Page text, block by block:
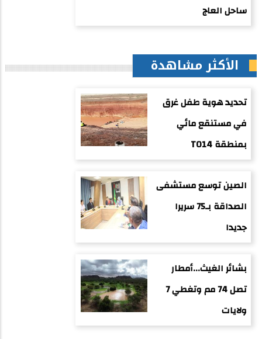
ساحل العاج
الأكثر مشاهدة
تحديد هوية طفل غرق
في مستنقع مائي
بمنطقة TO14
الصين توسع مستشفى
الصداقة بـ75 سريرا
جديدا
بشائر الغيث...أمطار
تصل 74 مم وتغطي 7
ولايات